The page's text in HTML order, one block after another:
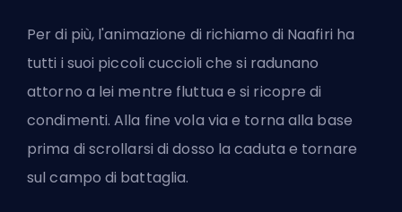
Per di più, l'animazione di richiamo di Naafiri ha
tutti i suoi piccoli cuccioli che si radunano
attorno a lei mentre fluttua e si ricopre di
condimenti. Alla fine vola via e torna alla base
prima di scrollarsi di dosso la caduta e tornare
sul campo di battaglia.